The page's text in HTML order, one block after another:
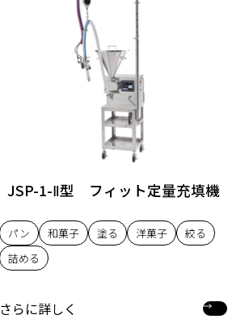
JSP-1-Ⅱ型 フィット定量充填機
パン 和菓子 塗る 洋菓子
絞る
詰める
さらに詳しく